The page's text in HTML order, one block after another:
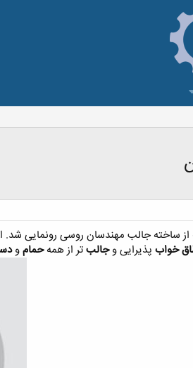
از ساخته جالب مهندسان روسی رونمایی شد.
خواب پذیرایی وجالبتر از همهحمامو